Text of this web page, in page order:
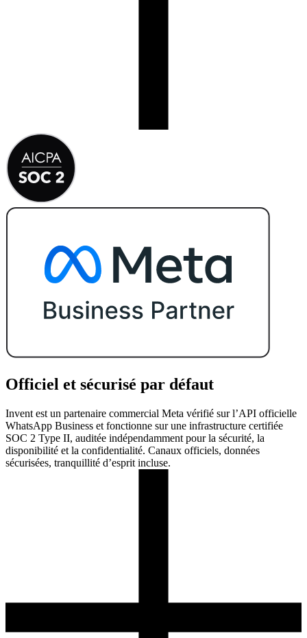
Officiel et sécurisé par défaut
Invent est un partenaire commercial Meta vérifié sur l’API officielle
WhatsApp Business et fonctionne sur une infrastructure certifiée
SOC 2 Type II, auditée indépendamment pour la sécurité, la
disponibilité et la confidentialité. Canaux officiels, données
sécurisées, tranquillité d’esprit incluse.